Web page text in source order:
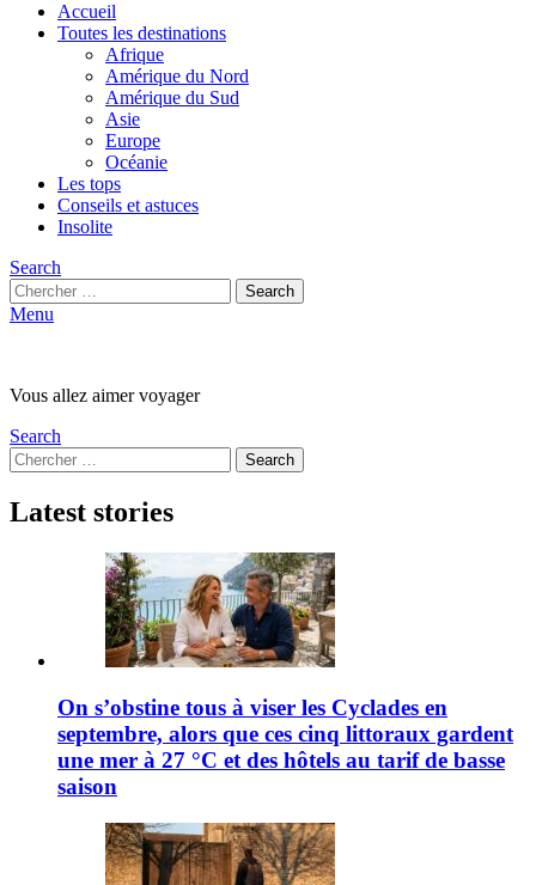
Accueil
Toutes les destinations
Afrique
Amérique du Nord
Amérique du Sud
Asie
Europe
Océanie
Les tops
Conseils et astuces
Insolite
Search
Search
for:
Search
Menu
Vous allez aimer voyager
Search
Search
for:
Search
Latest stories
On s’obstine tous à viser les Cyclades en
septembre, alors que ces cinq littoraux gardent
une mer à 27 °C et des hôtels au tarif de basse
saison